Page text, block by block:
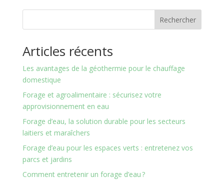
Rechercher
Articles récents
Les avantages de la géothermie pour le chauffage
domestique
Forage et agroalimentaire : sécurisez votre
approvisionnement en eau
Forage d’eau, la solution durable pour les secteurs
laitiers et maraîchers
Forage d’eau pour les espaces verts : entretenez vos
parcs et jardins
Comment entretenir un forage d’eau ?